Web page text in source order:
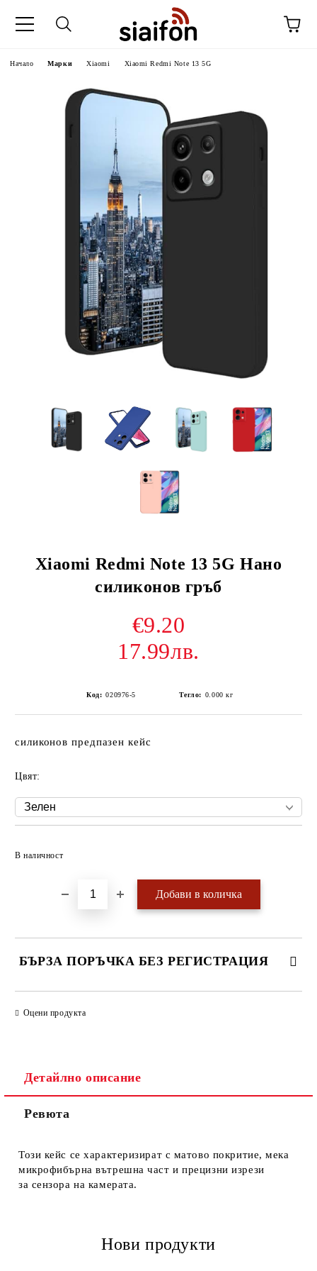
Начало Марки Xiaomi Xiaomi Redmi Note 13 5G
Xiaomi Redmi Note 13 5G Нано
силиконов гръб
€9.20
17.99лв.
Код: 020976-5 Тегло: 0.000 кг
силиконов предпазен кейс
Цвят:
В наличност
БЪРЗА ПОРЪЧКА БЕЗ РЕГИСТРАЦИЯ
Оцени продукта
Детайлно описание
Ревюта
Този кейс се характеризират с матово покритие, мека
микрофибърна вътрешна част и прецизни изрези
за сензора на камерата.
Нови продукти